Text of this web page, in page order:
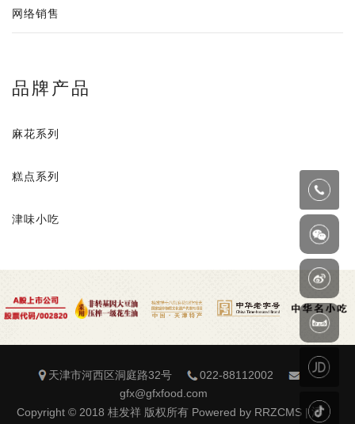
网络销售
品牌产品
麻花系列
糕点系列
津味小吃
天津市河西区洞庭路32号
022-88112002
gfx@gfxfood.com
Copyright © 2018 桂发祥 版权所有 Powered by RRZCMS |津